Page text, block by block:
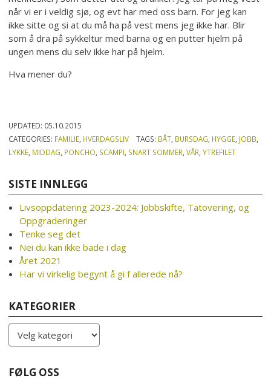
når vi er i veldig sjø, og evt har med oss barn. For jeg kan
ikke sitte og si at du må ha på vest mens jeg ikke har. Blir
som å dra på sykkeltur med barna og en putter hjelm på
ungen mens du selv ikke har på hjelm.
Hva mener du?
UPDATED: 05.10.2015
CATEGORIES: FAMILIE HVERDAGSLIV TAGS: BÅT, BURSDAG HYGGE, JOBB
LYKKE MIDDAG PONCHO SCAMPI SNART SOMMER ,VÅR ,YTREFILET
SISTE INNLEGG
Livsoppdatering 2023-2024: Jobbskifte, Tatovering, og
Oppgraderinger
Tenke seg det
Nei du kan ikke bade i dag
Året 2021
Har vi virkelig begynt å gi f allerede nå?
KATEGORIER
Kategorier
FØLG OSS